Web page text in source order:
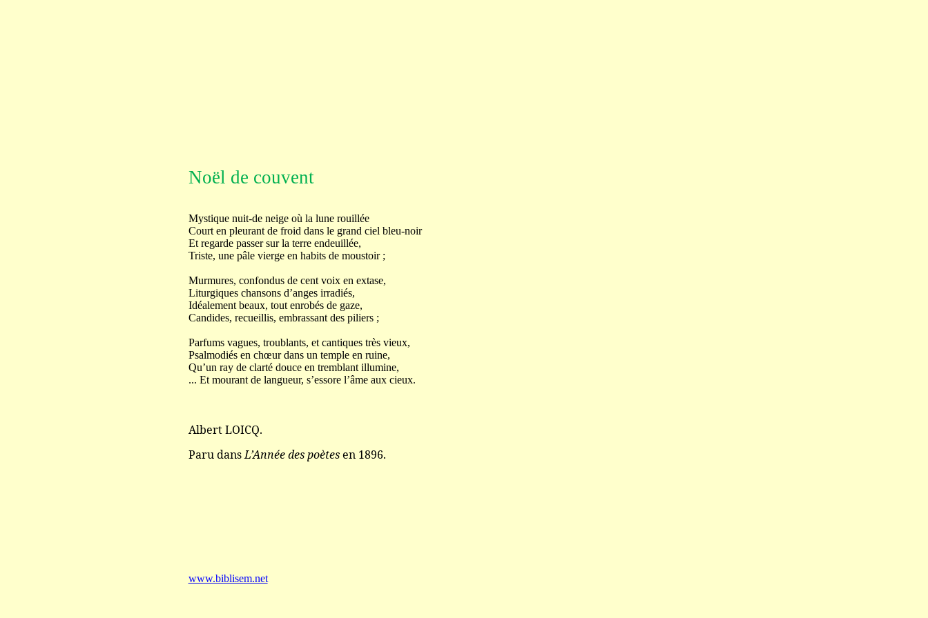
Noël de couvent
Mystique nuit-de neige où la lune rouillée
Court en pleurant de froid dans le grand ciel bleu-noir
Et regarde passer sur la terre endeuillée,
Triste, une pâle vierge en habits de moustoir ;
Murmures, confondus de cent voix en extase,
Liturgiques chansons d’anges irradiés,
Idéalement beaux, tout enrobés de gaze,
Candides, recueillis, embrassant des piliers ;
Parfums vagues, troublants, et cantiques très vieux,
Psalmodiés en chœur dans un temple en ruine,
Qu’un ray de clarté douce en tremblant illumine,
... Et mourant de langueur, s’essore l’âme aux cieux.
Albert LOICQ.
Paru dansL’Année des poètesen 1896.
www.biblisem.net